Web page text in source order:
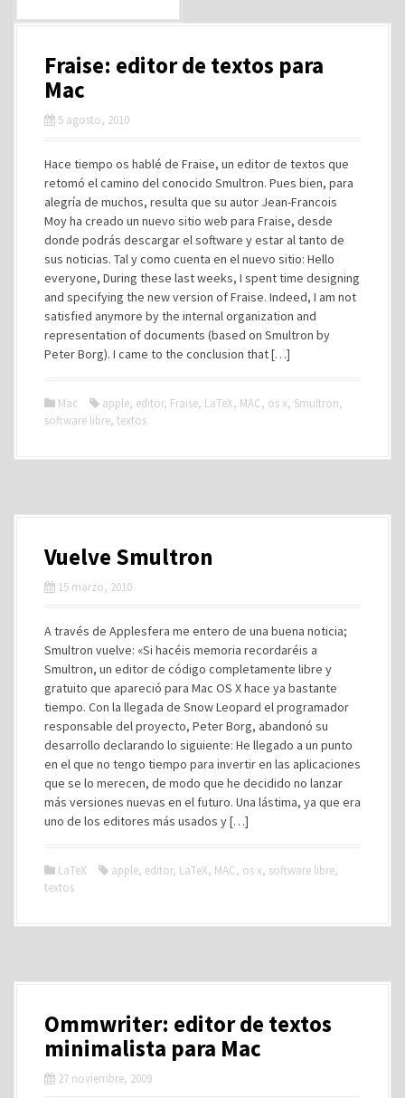
Fraise: editor de textos para
Mac
5 agosto, 2010
Hace tiempo os hablé de Fraise, un editor de textos que
retomó el camino del conocido Smultron. Pues bien, para
alegría de muchos, resulta que su autor Jean-Francois
Moy ha creado un nuevo sitio web para Fraise, desde
donde podrás descargar el software y estar al tanto de
sus noticias. Tal y como cuenta en el nuevo sitio: Hello
everyone, During these last weeks, I spent time designing
and specifying the new version of Fraise. Indeed, I am not
satisfied anymore by the internal organization and
representation of documents (based on Smultron by
Peter Borg). I came to the conclusion that […]
Mac apple, editor, Fraise, LaTeX, MAC, os x, Smultron,
software libre, textos
Vuelve Smultron
15 marzo, 2010
A través de Applesfera me entero de una buena noticia;
Smultron vuelve: «Si hacéis memoria recordaréis a
Smultron, un editor de código completamente libre y
gratuito que apareció para Mac OS X hace ya bastante
tiempo. Con la llegada de Snow Leopard el programador
responsable del proyecto, Peter Borg, abandonó su
desarrollo declarando lo siguiente: He llegado a un punto
en el que no tengo tiempo para invertir en las aplicaciones
que se lo merecen, de modo que he decidido no lanzar
más versiones nuevas en el futuro. Una lástima, ya que era
uno de los editores más usados y […]
LaTeX apple, editor, LaTeX, MAC, os x, software libre,
textos
Ommwriter: editor de textos
minimalista para Mac
27 noviembre, 2009